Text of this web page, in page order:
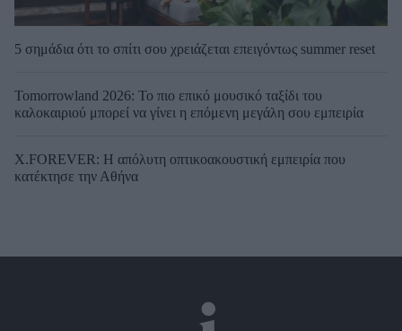
5 σημάδια ότι το σπίτι σου χρειάζεται επειγόντως summer reset
Tomorrowland 2026: Το πιο επικό μουσικό ταξίδι του
καλοκαιριού μπορεί να γίνει η επόμενη μεγάλη σου εμπειρία
X.FOREVER: Η απόλυτη οπτικοακουστική εμπειρία που
κατέκτησε την Αθήνα